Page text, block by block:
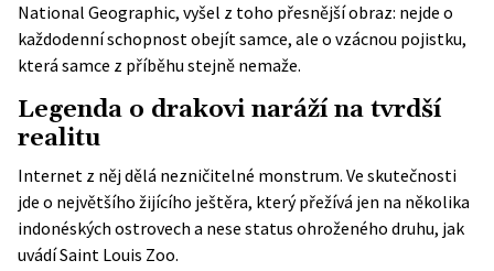
National Geographic, vyšel z toho přesnější obraz: nejde o
každodenní schopnost obejít samce, ale o vzácnou pojistku,
která samce z příběhu stejně nemaže.
Legenda o drakovi naráží na tvrdší
realitu
Internet z něj dělá nezničitelné monstrum. Ve skutečnosti
jde o největšího žijícího ještěra, který přežívá jen na několika
indonéských ostrovech a nese status ohroženého druhu, jak
uvádí Saint Louis Zoo.